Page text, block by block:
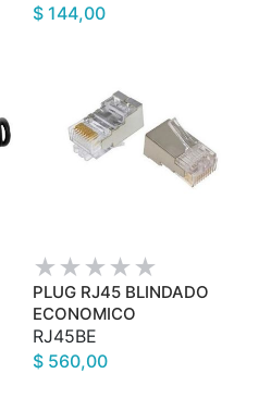
$ 144,00
PLUG RJ45 BLINDADO
ECONOMICO
RJ45BE
$ 560,00